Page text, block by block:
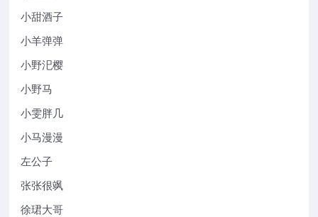
小甜酒子
小羊弹弹
小野汜樱
小野马
小雯胖几
小马漫漫
左公子
张张很飒
徐珺大哥